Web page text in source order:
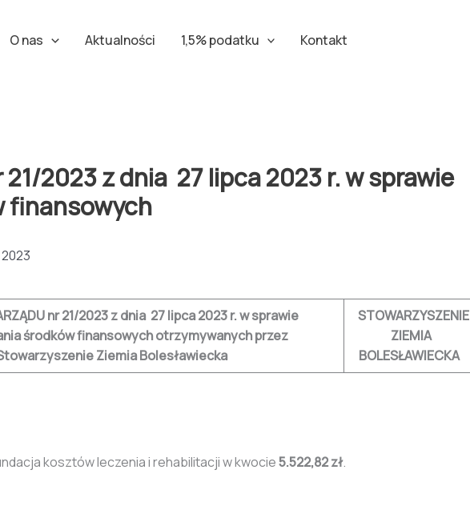
O nas Aktualności 1,5% podatku Kontakt
21/2023 z dnia 27 lipca 2023 r. w sprawie
finansowych
nr 21/2023 z dnia 27 lipca 2023 r. w sprawie
środków finansowych otrzymywanych przez
Ziemia Bolesławiecka
STOWARZYSZENIE
ZIEMIA
BOLESŁAWIECKA
kosztów leczenia i rehabilitacji w kwocie5.522,82 zł.